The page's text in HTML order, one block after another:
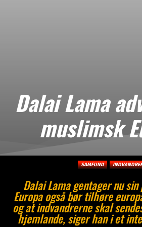
Dalai Lama
muslimsk
SAMFUND
Dalai Lama gentager nu
Europa også bør tilhøre
og at indvandrerne skal
hjemlande, siger han i et